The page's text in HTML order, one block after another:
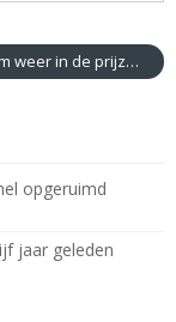
Consortium weer in de prijzen
opgeruimd
jaar geleden